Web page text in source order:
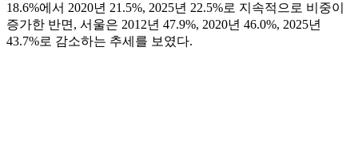
18.6%에서 2020년 21.5%, 2025년 22.5%로 지속적으로 비중이
증가한 반면, 서울은 2012년 47.9%, 2020년 46.0%, 2025년
43.7%로 감소하는 추세를 보였다.